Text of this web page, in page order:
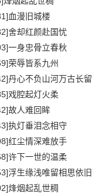
血漫旧城楼
舍却红颜赴国忧
一身忠骨立春秋
荣辱皆系九州
丹心不负山河万古长留
戏腔起灯火柔
故人难回眸
执灯垂泪念相守
红尘情深难放手
许下一世的温柔
浮生缘浅唯留相思依旧
烽烟起乱世稠